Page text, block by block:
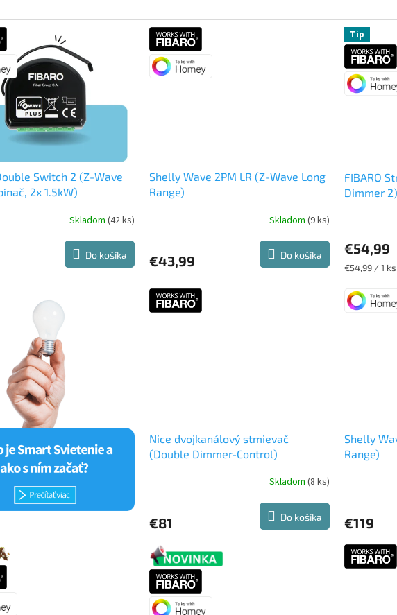
Switch 2 (Z-Wave
2x 1.5kW)
Skladom (42 ks)
Do košíka
Shelly Wave 2PM LR (Z-Wave Long
Range)
je
z
hviezdičiek.
Skladom (9 ks)
€43,99 Do košíka
Tip
FIBARO
Dimmer 2)
produktu
je
5,0
5
hviezdičiek.
€54,99
Jednotková
cena:
€54,99 / 1 ks
Nice dvojkanálový stmievač
(Double Dimmer-Control)
Skladom (8 ks)
€81 Do košíka
Shelly
Range)
€119